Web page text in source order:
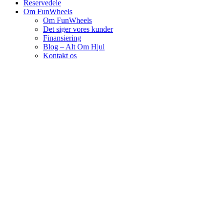
Reservedele
Om FunWheels
Om FunWheels
Det siger vores kunder
Finansiering
Blog – Alt Om Hjul
Kontakt os